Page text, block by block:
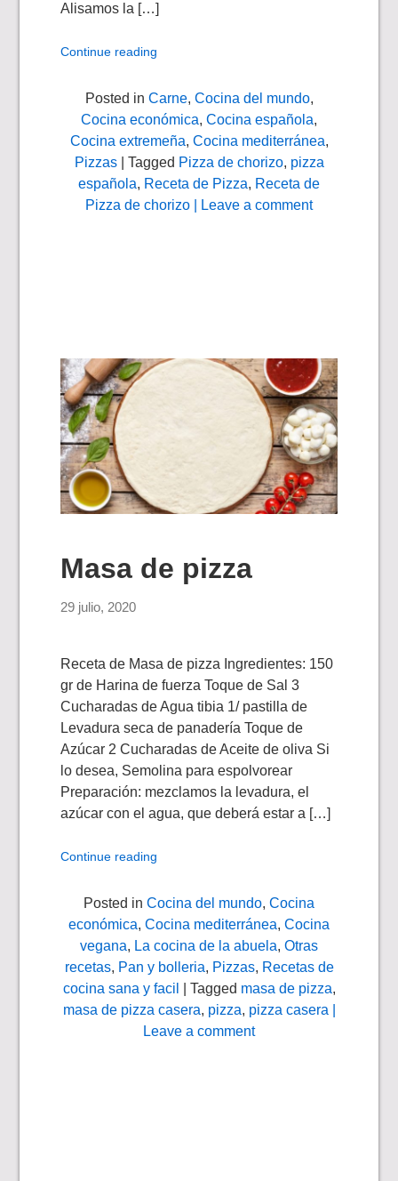
Alisamos la […]
Continue reading
Posted in Carne, Cocina del mundo,
Cocina económica, Cocina española,
Cocina extremeña, Cocina mediterránea,
Pizzas| Tagged Pizza de chorizo, pizza
española, Receta de Pizza, Receta de
Pizza de chorizo | Leave a comment
Masa de pizza
29 julio, 2020
Receta de Masa de pizza Ingredientes: 150
gr de Harina de fuerza Toque de Sal 3
Cucharadas de Agua tibia 1/ pastilla de
Levadura seca de panadería Toque de
Azúcar 2 Cucharadas de Aceite de oliva Si
lo desea, Semolina para espolvorear
Preparación: mezclamos la levadura, el
azúcar con el agua, que deberá estar a […]
Continue reading
Posted in Cocina del mundo, Cocina
económica, Cocina mediterránea, Cocina
vegana, La cocina de la abuela, Otras
recetas, Pan y bolleria, Pizzas, Recetas de
cocina sana y facil
| Tagged masa de pizza,
masa de pizza casera, pizza, pizza casera
Leave a comment